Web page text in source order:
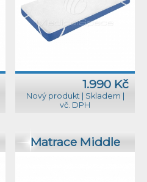
1.990 Kč
Nový produkt Skladem
vč. DPH
Matrace Middle